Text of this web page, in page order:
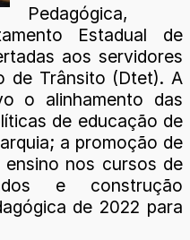
Pedagógica,
Estadual de
aos servidores
de Trânsito (Dtet). A
o alinhamento das
de educação de
a promoção de
ensino nos cursos de
e construção
de 2022 para